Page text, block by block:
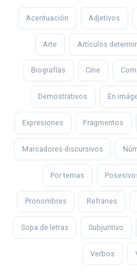
Acentuación Adjetivos
Arte Artículos
Biografías Cine
Demostrativos En
Expresiones Fragmentos
Marcadores discursivos
Por temas
Pronombres Refranes
Sopa de letras Subjuntivo
Verbos